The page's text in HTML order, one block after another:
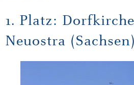
1. Platz:
Neuostra (Sachsen)